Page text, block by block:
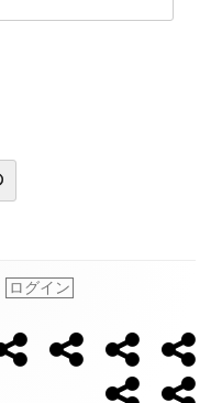
ログイン
【開
催
Ｌ
Ｉ
ブ
ロ
新
ブ
ロ
カ
プ
ロ
お
問